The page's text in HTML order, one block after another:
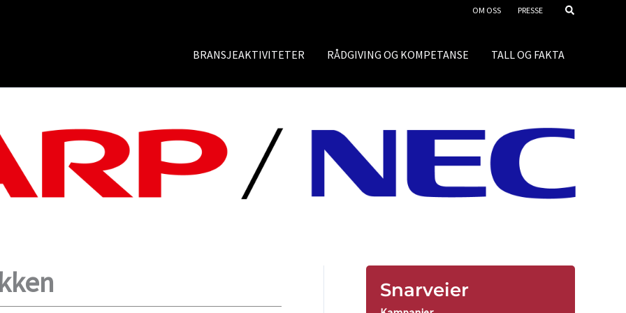
OM OSS PRESSE
BRANSJEAKTIVITETER RÅDGIVING OG KOMPETANSE TALL OG FAKTA
Snarveier